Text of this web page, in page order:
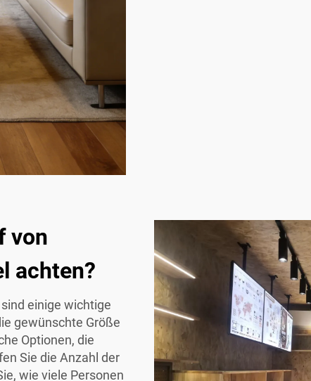
von
achten?
einige wichtige
gewünschte Größe
Optionen, die
Sie die Anzahl der
wie viele Personen